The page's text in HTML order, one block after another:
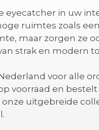
eyecatcher in uw
ruimtes zoals
maar zorgen ze
strak en modern
voor alle
voorraad en
uitgebreide